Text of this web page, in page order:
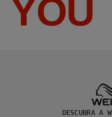
YOU
DESCUBRA A